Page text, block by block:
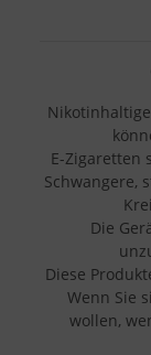
E-Zigaretten
Schwangere,
Die
Diese
Wenn Sie
wollen,